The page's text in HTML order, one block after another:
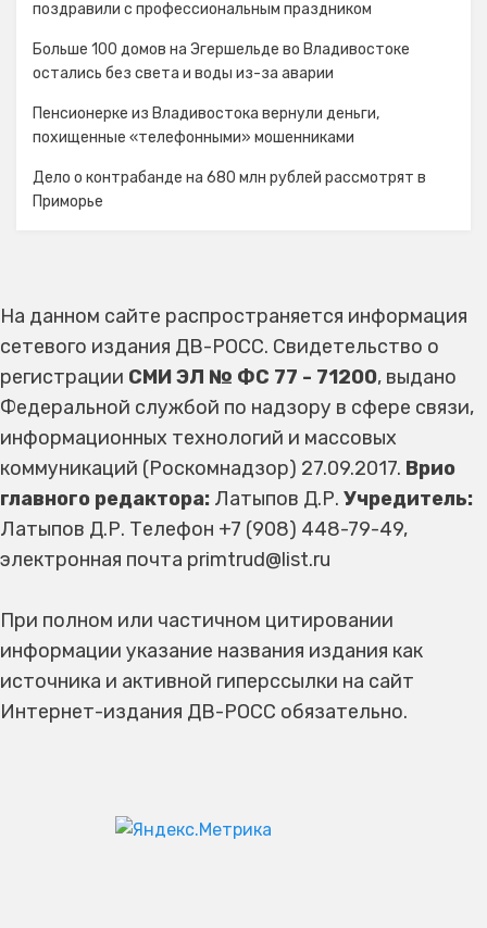
поздравили с профессиональным праздником
Больше 100 домов на Эгершельде во Владивостоке
остались без света и воды из-за аварии
Пенсионерке из Владивостока вернули деньги,
похищенные «телефонными» мошенниками
Дело о контрабанде на 680 млн рублей рассмотрят в
Приморье
На данном сайте распространяется информация
сетевого издания ДВ-РОСС. Свидетельство о
регистрации СМИ ЭЛ № ФС 77 - 71200, выдано
Федеральной службой по надзору в сфере связи,
информационных технологий и массовых
коммуникаций (Роскомнадзор) 27.09.2017. Врио
главного редактора: Латыпов Д.Р. Учредитель:
Латыпов Д.Р. Телефон +7 (908) 448-79-49,
электронная почта primtrud@list.ru
При полном или частичном цитировании
информации указание названия издания как
источника и активной гиперссылки на сайт
Интернет-издания ДВ-РОСС обязательно.